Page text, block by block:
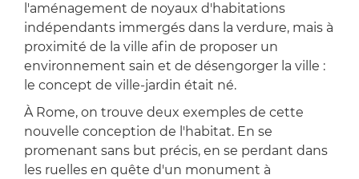
l'aménagement de noyaux d'habitations
indépendants immergés dans la verdure, mais à
proximité de la ville afin de proposer un
environnement sain et de désengorger la ville :
le concept de ville-jardin était né.
À Rome, on trouve deux exemples de cette
nouvelle conception de l'habitat. En se
promenant sans but précis, en se perdant dans
les ruelles en quête d'un monument à